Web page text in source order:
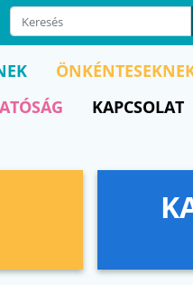
KAPCSOLAT